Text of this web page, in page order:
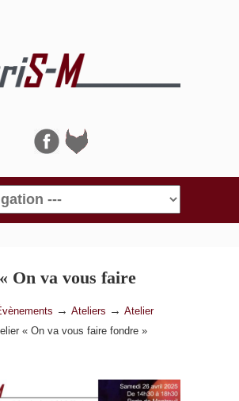
On va vous faire
→ Ateliers → Atelier
« On va vous faire fondre »